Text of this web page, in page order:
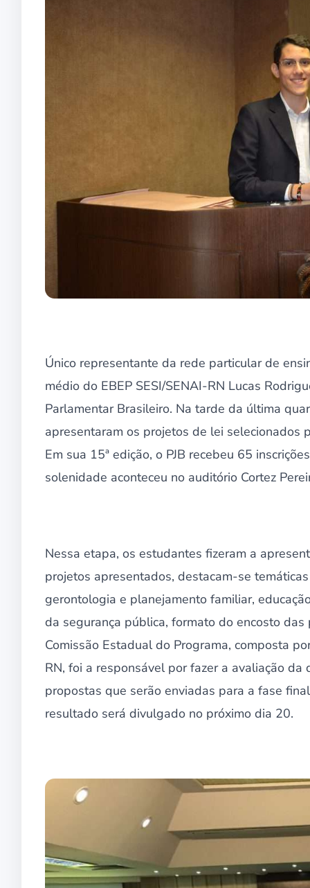
Único representante da rede particular de
médio do EBEP SESI/SENAI-RN Lucas
Parlamentar Brasileiro. Na tarde da última
apresentaram os projetos de lei selecionados
Em sua 15ª edição, o PJB recebeu 65
solenidade aconteceu no auditório Cortez
Nessa etapa, os estudantes fizeram a
projetos apresentados, destacam-se
gerontologia e planejamento familiar,
da segurança pública, formato do encosto
Comissão Estadual do Programa, composta
RN, foi a responsável por fazer a avaliação
propostas que serão enviadas para a fase
resultado será divulgado no próximo dia 20.